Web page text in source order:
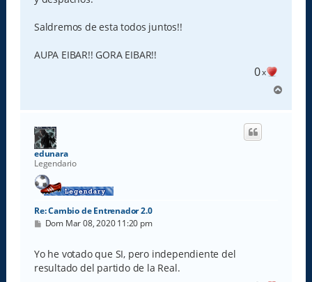
Saldremos de esta todos juntos!!
AUPA EIBAR!! GORA EIBAR!!
0x
r
edunara
Legendario
Re: Cambio de Entrenador 2.0
M
s
a
j
Dom Mar 08, 2020 11:20 pm
Yo he votado que SI, pero independiente del
resultado del partido de la Real.